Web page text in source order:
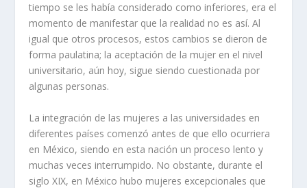
tiempo se les había considerado como inferiores, era el
momento de manifestar que la realidad no es así. Al
igual que otros procesos, estos cambios se dieron de
forma paulatina; la aceptación de la mujer en el nivel
universitario, aún hoy, sigue siendo cuestionada por
algunas personas.
La integración de las mujeres a las universidades en
diferentes países comenzó antes de que ello ocurriera
en México, siendo en esta nación un proceso lento y
muchas veces interrumpido. No obstante, durante el
siglo XIX, en México hubo mujeres excepcionales que